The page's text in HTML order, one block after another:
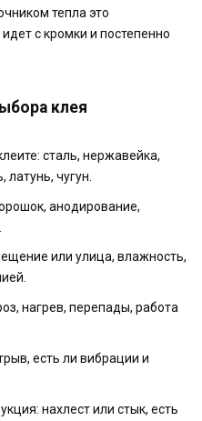
тепла это
с кромки и постепенно
клея
сталь, нержавейка,
чугун.
анодирование,
или улица, влажность,
нагрев, перепады, работа
есть ли вибрации и
нахлест или стык, есть